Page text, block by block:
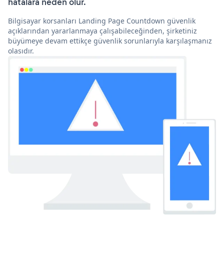
Bilgisayar korsanları Landing Page Countdown güvenlik
açıklarından yararlanmaya çalışabileceğinden, şirketiniz
büyümeye devam ettikçe güvenlik sorunlarıyla karşılaşmanız
olasıdır.